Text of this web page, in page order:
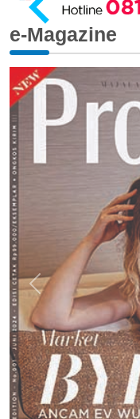
…
e-Magazine
Previous